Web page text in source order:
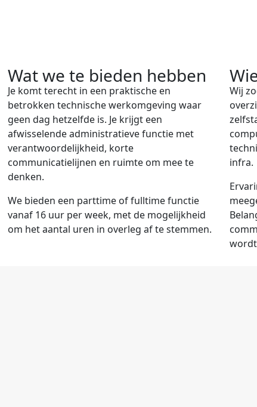
Wat we te bieden hebben
Je komt terecht in een praktische en
betrokken technische werkomgeving waar
geen dag hetzelfde is. Je krijgt een
afwisselende administratieve functie met
verantwoordelijkheid, korte
communicatielijnen en ruimte om mee te
denken.
We bieden een parttime of fulltime functie
vanaf 16 uur per week, met de mogelijkheid
om het aantal uren in overleg af te stemmen.
Wij
infra.